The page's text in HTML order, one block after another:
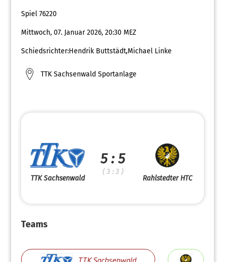
Spiel 76220
Mittwoch, 07. Januar 2026, 20:30 MEZ
Schiedsrichter:Hendrik Buttstädt,Michael Linke
TTK Sachsenwald Sportanlage
TTK Sachsenwald
5 : 5
( 3 : 3 )
Rahlstedter HTC
Teams
TTK Sachsenwald